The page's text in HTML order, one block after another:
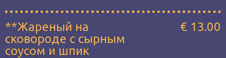
**Жареный на
сковороде с сырным
соусом и шпик
€ 13.00